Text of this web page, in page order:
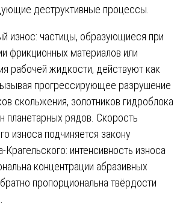
деструктивные процессы.
износ: частицы, образующиеся при
фрикционных материалов или
рабочей жидкости, действуют как
прогрессирующее разрушение
скольжения, золотников гидроблока
планетарных рядов. Скорость
износа подчиняется закону
Крагельского: интенсивность износа
концентрации абразивных
пропорциональна твёрдости